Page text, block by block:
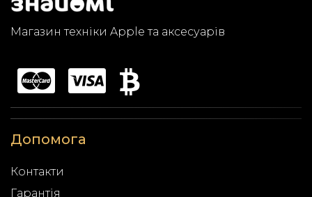
Магазин техніки Apple та аксесуарів
Допомога
Контакти
Гарантія